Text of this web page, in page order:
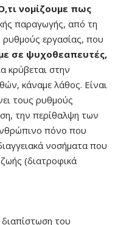
νομίζουμε πως
παραγωγής, από τη
εργασίας, που
σε ψυχοθεαπευτές,
κρύβεται στην
κάναμε λάθος. Είναι
τους ρυθμούς
την περίθαλψη των
πόνο που
νοσήματα που
(διατροφικά
του